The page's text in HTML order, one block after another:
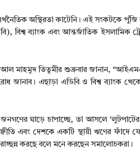
অস্থিরতা কাটেনি। এই সংকটকে পুঁজি
ব্যাংক এবং আন্তর্জাতিক ইসলামিক
আল মাহমুদ তিতুমীর শুক্রবার জানান,
এছাড়া এডিবি ও বিশ্ব ব্যাংক
জনগণের ঘাড়ে চাপাচ্ছে, তা আসলে
এবং দেশকে একটি স্থায়ী ঋণের ফাঁদে
করছে বলে মনে করছেন সমালোচকরা।